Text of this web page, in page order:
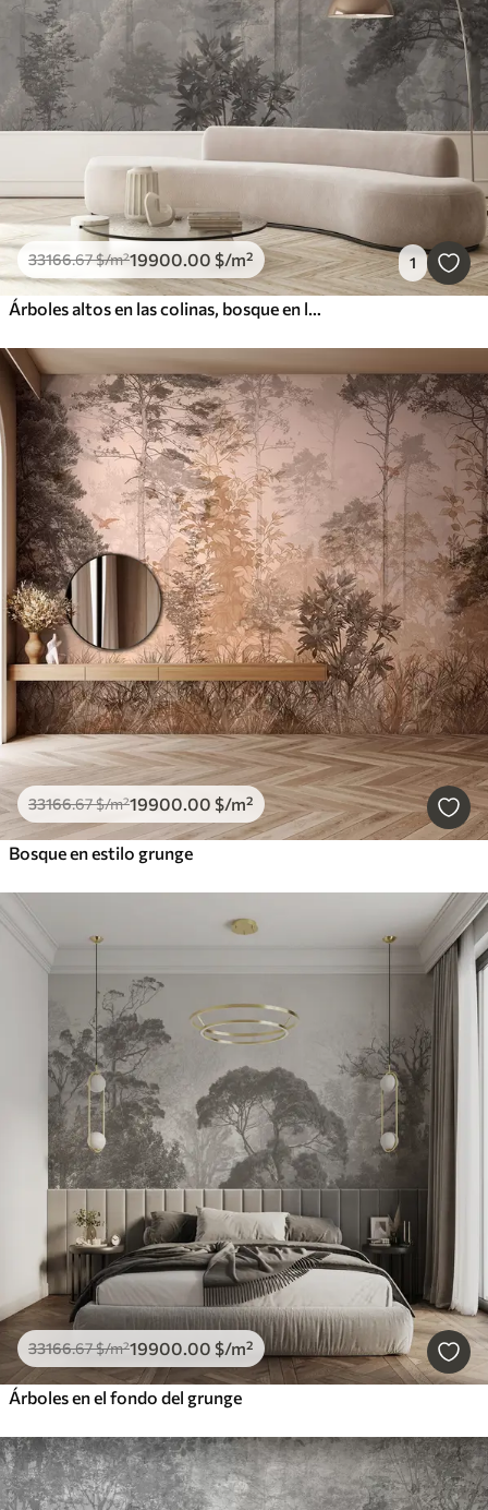
33166.67$/m²19900.00 $/m² 1
Árboles altos en las colinas, bosque en la niebla
33166.67$/m²19900.00 $/m²
Bosque en estilo grunge
33166.67$/m²19900.00 $/m²
Árboles en el fondo del grunge